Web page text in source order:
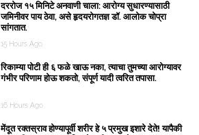
दररोज १५ मिनिटे अनवाणी चाला: आरोग्य सुधारण्यासाठी
जमिनीवर पाय ठेवा, असे हृदयरोगतज्ञ डॉ. आलोक चोप्रा
सांगतात.
15 Hours Ago
रिकाम्या पोटी ही ६ फळे खाऊ नका, त्याचा तुमच्या आरोग्यावर
गंभीर परिणाम होऊ शकतो, संपूर्ण यादी त्वरित तपासा.
16 Hours Ago
मेंदूत रक्तस्राव होण्यापूर्वी शरीर हे ५ प्रमुख इशारे देते! यापैकी